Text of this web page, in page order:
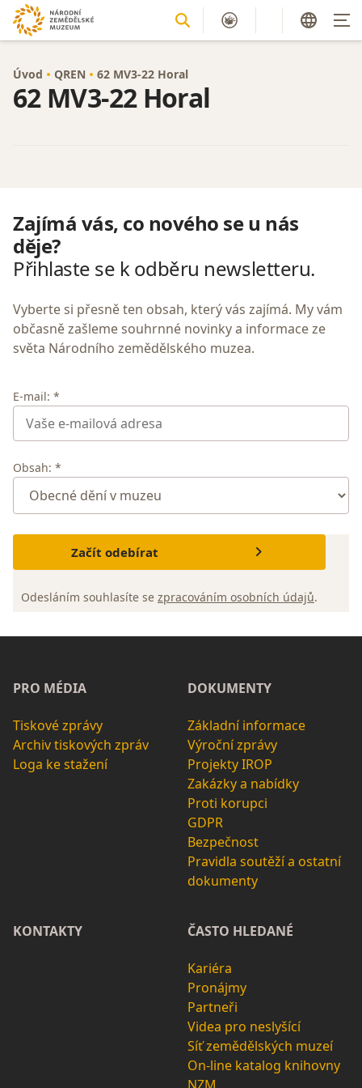
Úvod QREN 62 MV3-22 Horal
62 MV3-22 Horal
Zajímá vás, co nového se u nás
děje?
Přihlaste se k odběru newsletteru.
Vyberte si přesně ten obsah, který vás zajímá. My vám
občasně zašleme souhrnné novinky a informace ze
světa Národního zemědělského muzea.
E-mail: *
Obsah: *
Začít odebírat
Odesláním souhlasíte se zpracováním osobních údajů.
PRO MÉDIA
Tiskové zprávy
Archiv tiskových zpráv
Loga ke stažení
DOKUMENTY
Základní informace
Výroční zprávy
Projekty IROP
Zakázky a nabídky
Proti korupci
GDPR
Bezpečnost
Pravidla soutěží a ostatní
dokumenty
KONTAKTY ČASTO HLEDANÉ
Kariéra
Pronájmy
Partneři
Videa pro neslyšící
Síť zemědělských muzeí
On-line katalog knihovny